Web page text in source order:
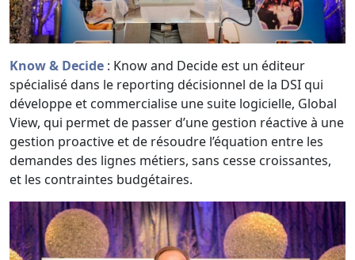
Know & Decide : Know and Decide est un éditeur
spécialisé dans le reporting décisionnel de la DSI qui
développe et commercialise une suite logicielle, Global
View, qui permet de passer d’une gestion réactive à une
gestion proactive et de résoudre l’équation entre les
demandes des lignes métiers, sans cesse croissantes,
et les contraintes budgétaires.